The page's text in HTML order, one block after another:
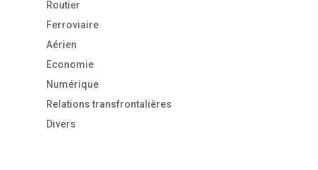
Routier
Ferroviaire
Aérien
Economie
Numérique
Relations transfrontalières
Divers